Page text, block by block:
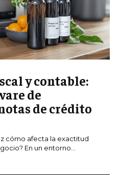
y contable:
de
de crédito
cómo afecta la exactitud
En un entorno...